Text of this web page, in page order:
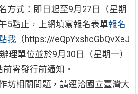
方式：即日起至9月27日（星期
5點止，上網填寫報名表單報名
我 （https:///eQpYxshcGbQvXeJ
理單位並於9月30日（星期一）
前寄發行前通知。
坊相關問題，請逕洽國立臺灣大